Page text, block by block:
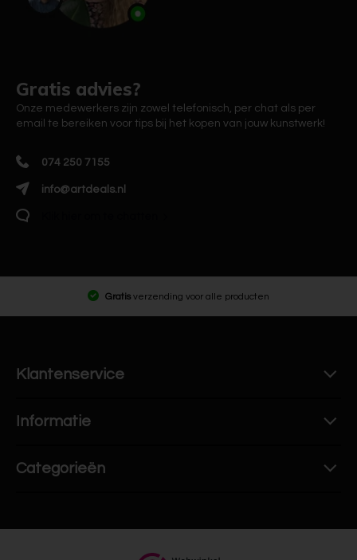
Gratis advies?
Onze medewerkers zijn zowel telefonisch, per chat als per
email te bereiken voor tips bij het kopen van jouw kunstwerk!
074 250 7155
info@artdeals.nl
Gratis verzending voor alle producten
Klantenservice
Informatie
Categorieën